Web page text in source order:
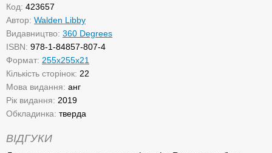
Код: 423657
Автор: Walden Libby
Видавництво: 360 Degrees
ISBN: 978-1-84857-807-4
Формат: 255x255x21
Кількість сторінок: 22
Мова видання: анг
Рік видання: 2019
Обкладинка: тверда
ВІДГУКИ